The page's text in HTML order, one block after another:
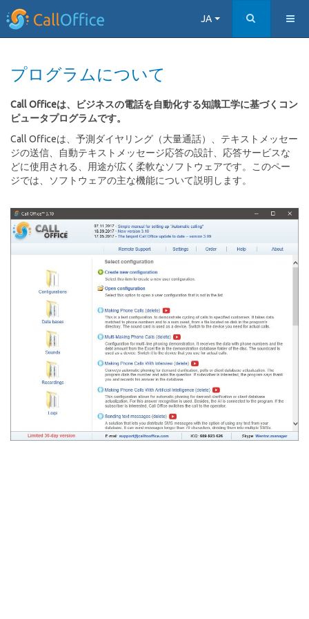
JA
プログラムについて
Call Officeは、ビジネスの電話を自動化する知識工学に基づくコン
ピュータプログラムです。
Call Officeは、予測ダイヤリング（大量通話）、テキストメッセー
ジの送信、自動テキストメッセージ応答の設計、応答サービスな
どに使用される、用途が広く柔軟なソフトウェアです。このペー
ジでは、ソフトウェアの主な機能について説明します。